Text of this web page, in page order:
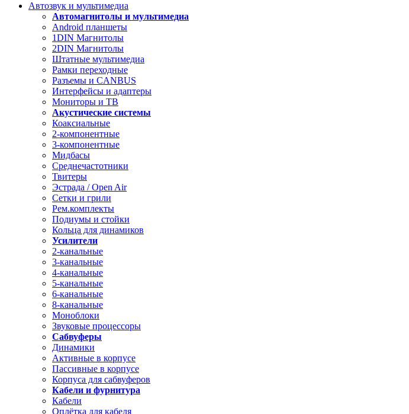
Автозвук и мультимедиа
Автомагнитолы и мультимедиа
Android планшеты
1DIN Магнитолы
2DIN Магнитолы
Штатные мультимедиа
Рамки переходные
Разъемы и CANBUS
Интерфейсы и адаптеры
Мониторы и ТВ
Акустические системы
Коаксиальные
2-компонентные
3-компонентные
Мидбасы
Среднечастотники
Твитеры
Эстрада / Open Air
Сетки и грили
Рем.комплекты
Подиумы и стойки
Кольца для динамиков
Усилители
2-канальные
3-канальные
4-канальные
5-канальные
6-канальные
8-канальные
Моноблоки
Звуковые процессоры
Сабвуферы
Динамики
Активные в корпусе
Пассивные в корпусе
Корпуса для сабвуферов
Кабели и фурнитура
Кабели
Оплётка для кабеля